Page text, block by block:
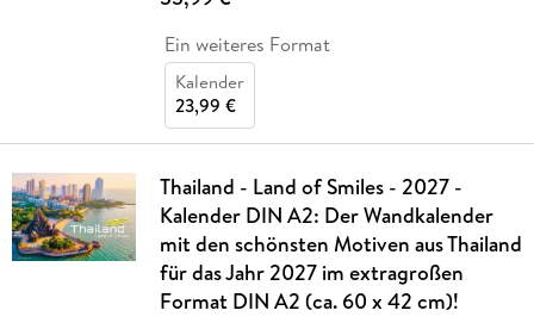
Ein weiteres Format
Kalender
23,99 €
Thailand - Land of Smiles - 2027 -
Kalender DIN A2: Der Wandkalender
mit den schönsten Motiven aus Thailand
für das Jahr 2027 im extragroßen
Format DIN A2 (ca. 60 x 42 cm)!